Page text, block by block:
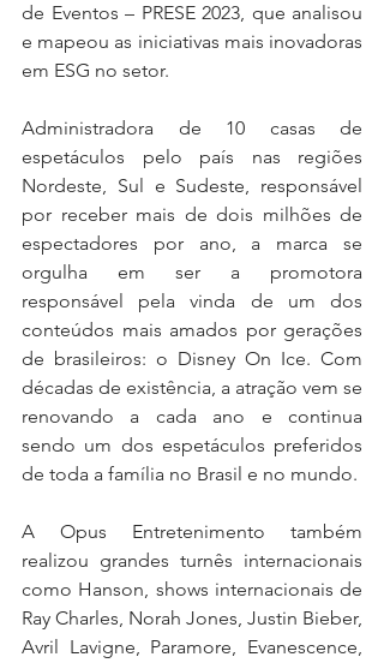
de Eventos – PRESE 2023, que analisou
e mapeou as iniciativas mais inovadoras
em ESG no setor.
Administradora de 10 casas de
espetáculos pelo país nas regiões
Nordeste, Sul e Sudeste, responsável
por receber mais de dois milhões de
espectadores por ano, a marca se
orgulha em ser a promotora
responsável pela vinda de um dos
conteúdos mais amados por gerações
de brasileiros: o Disney On Ice. Com
décadas de existência, a atração vem se
renovando a cada ano e continua
sendo um dos espetáculos preferidos
de toda a família no Brasil e no mundo.
A Opus Entretenimento também
realizou grandes turnês internacionais
como Hanson, shows internacionais de
Ray Charles, Norah Jones, Justin Bieber,
Avril Lavigne, Paramore, Evanescence,